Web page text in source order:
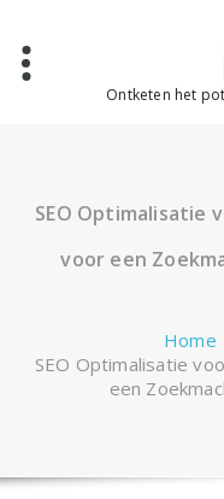
inhoud
Ontketen het
SEO Optimalisatie
voor een
Home
SEO Optimalisatie
een